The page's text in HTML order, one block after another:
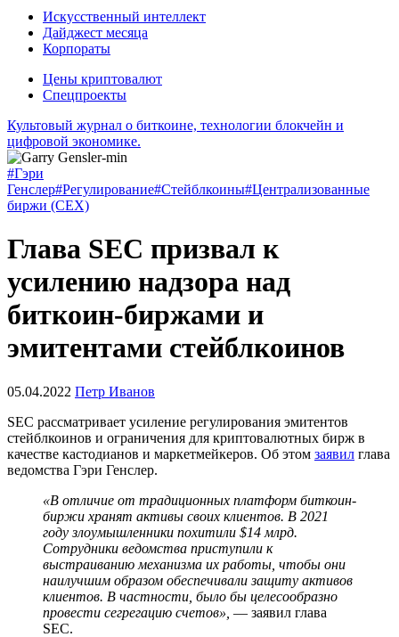
Искусственный интеллект
Дайджест месяца
Корпораты
Цены криптовалют
Спецпроекты
Культовый журнал о биткоине, технологии блокчейн и
цифровой экономике.
#Гэри
Генслер#Регулирование#Стейблкоины#Централизованные
биржи (CEX)
Глава SEC призвал к
усилению надзора над
биткоин-биржами и
эмитентами стейблкоинов
05.04.2022 Петр Иванов
SEC рассматривает усиление регулирования эмитентов
стейблкоинов и ограничения для криптовалютных бирж в
качестве кастодианов и маркетмейкеров. Об этом заявил глава
ведомства Гэри Генслер.
«В отличие от традиционных платформ биткоин-
биржи хранят активы своих клиентов. В 2021
году злоумышленники похитили $14 млрд.
Сотрудники ведомства приступили к
выстраиванию механизма их работы, чтобы они
наилучшим образом обеспечивали защиту активов
клиентов. В частности, было бы целесообразно
провести сегрегацию счетов», — заявил глава
SEC.